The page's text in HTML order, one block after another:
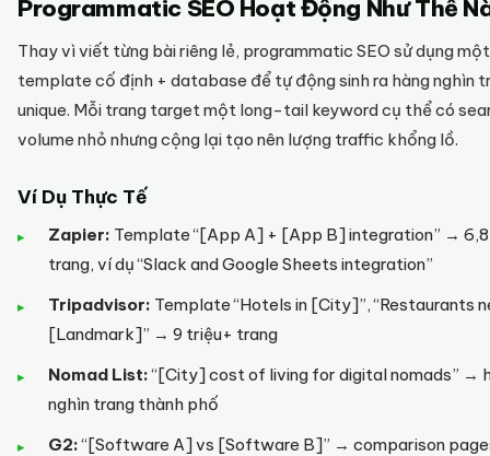
Programmatic SEO Hoạt Động Như Thế
Thay vì viết từng bài riêng lẻ, programmatic SEO sử dụng một
template cố định + database để tự động sinh ra hàng nghìn
unique. Mỗi trang target một long-tail keyword cụ thể có
volume nhỏ nhưng cộng lại tạo nên lượng traffic khổng lồ.
Ví Dụ Thực Tế
Zapier: Template “[App A] + [App B] integration” →
trang, ví dụ “Slack and Google Sheets integration”
Tripadvisor: Template “Hotels in [City]”, “Restaurants
[Landmark]” → 9 triệu+ trang
Nomad List:“[City] cost of living for digital nomads” →
nghìn trang thành phố
G2:“[Software A] vs [Software B]” → comparison